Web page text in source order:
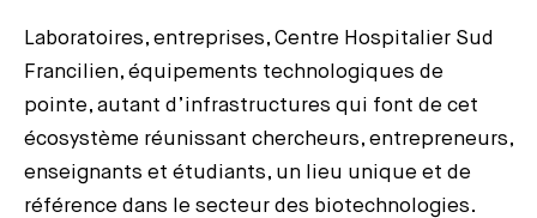
Laboratoires, entreprises, Centre Hospitalier Sud
Francilien, équipements technologiques de
pointe, autant d’infrastructures qui font de cet
écosystème réunissant chercheurs, entrepreneurs,
enseignants et étudiants, un lieu unique et de
référence dans le secteur des biotechnologies.